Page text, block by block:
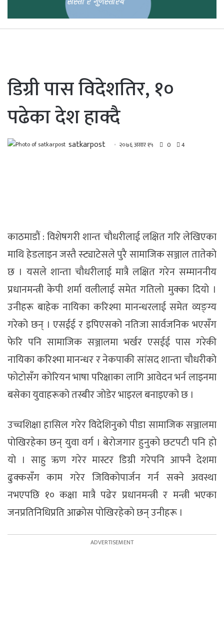
डिग्री पास विदेशतिर, १०
पढेका देश हाक्दै
satkarpost २०७६ असार १५ 0 4
काठमाडाैं : विशेषगरी शान्त चाैधरीलाई लक्षित गरि लेखिएका
माथि हेडलाइन जस्तै स्ट्याटेसले पुरै सामाजिक सञ्जाल तातेकाे
छ । यसले शान्ता चाैधरीलाई मात्रै लक्षित गरेन सम्माननीय
प्रधानमन्त्री केपी शर्मा वलीलाई समेत गतिलाे मुक्का दियाे ।
उनीहरू बाहेक नायिका करिश्मा मानन्धरलाई समेत व्यङ्ग्य
गरेकाे छन् । एसईई र इपिएसकाे नतिजा सार्वजनिक भएसँग
फेरि पनि सामाजिक सञ्जालमा भर्खर एसईई पास गरेकी
नायिका करिश्मा मानन्धर र नेकपाकी सांसद शान्ता चाैधरीकाे
फाेटाेसँग काेरियन भाषा परिक्षाका लागि आवेदन भर्न लाइनमा
बसेका युवाहरूकाे तस्बीर जाेडेर भाइरल बनाइएकाे छ ।
उच्चशिक्षा हासिल गरेर विदेशिनुकाे पीडा सामाजिक सञ्जालमा
पाेखिरहेका छन् युवा वर्ग । बेराेजगार हुनुकाे छटपटी पनि हाे
याे । साहु ऋण गरेर मास्टर डिग्री गरेपनि आफ्नै देशमा
ढुक्कसँग काम गरेर जिविकाेपार्जन गर्न सक्ने अवस्था
नभएपछि १० कक्षा मात्रै पढेर प्रधानमन्त्री र मन्त्री भएका
जनप्रतिनिधिप्रति आक्राेस पाेखिरहेकाे छन् उनीहरू ।